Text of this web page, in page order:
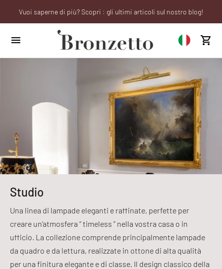
We will be closed from 10th to 21st August
Vuoi saperne di più? Scopri : gli ultimi articoli sul nostro blog!
Sei un professionista? Richiedi il tuo account aziendale!
Studio
Una linea di lampade eleganti e raffinate, perfette per
creare un’atmosfera “ timeless ” nella vostra casa o in
ufficio. La collezione comprende principalmente lampade
da quadro e da lettura, realizzate in ottone di alta qualità
per una finitura elegante e di classe. Il design classico della